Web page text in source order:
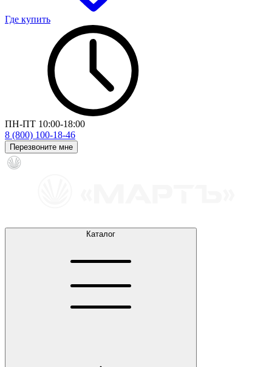
Где купить
ПН-ПТ 10:00-18:00
8 (800) 100-18-46
Перезвоните мне
Каталог